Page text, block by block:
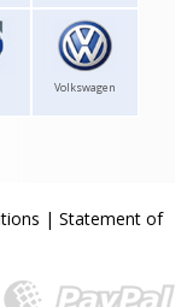
Volkswagen
| Statement of